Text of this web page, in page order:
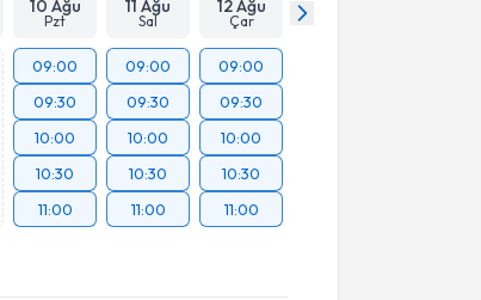
10 Ağu
Pzt
11 Ağu
Sal
12 Ağu
Çar
09:00
09:30
10:00
10:30
11:00
09:00
09:30
10:00
10:30
11:00
09:00
09:30
10:00
10:30
11:00